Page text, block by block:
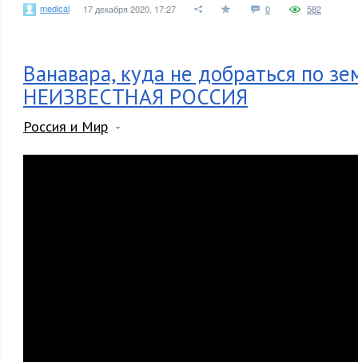
medical 17 декабря 2020, 17:27 0 582
Ванавара, куда не добраться по
НЕИЗВЕСТНАЯ РОССИЯ
Россия и Мир